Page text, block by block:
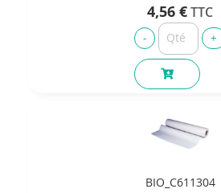
4,56 €
BIO_C611304